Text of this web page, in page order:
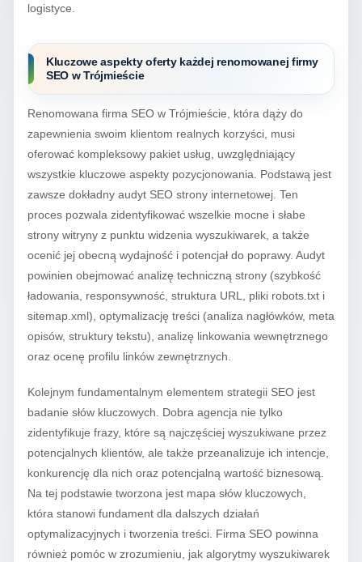
logistyce.
Kluczowe aspekty oferty każdej renomowanej firmy
SEO w Trójmieście
Renomowana firma SEO w Trójmieście, która dąży do
zapewnienia swoim klientom realnych korzyści, musi
oferować kompleksowy pakiet usług, uwzględniający
wszystkie kluczowe aspekty pozycjonowania. Podstawą jest
zawsze dokładny audyt SEO strony internetowej. Ten
proces pozwala zidentyfikować wszelkie mocne i słabe
strony witryny z punktu widzenia wyszukiwarek, a także
ocenić jej obecną wydajność i potencjał do poprawy. Audyt
powinien obejmować analizę techniczną strony (szybkość
ładowania, responsywność, struktura URL, pliki robots.txt i
sitemap.xml), optymalizację treści (analiza nagłówków, meta
opisów, struktury tekstu), analizę linkowania wewnętrznego
oraz ocenę profilu linków zewnętrznych.
Kolejnym fundamentalnym elementem strategii SEO jest
badanie słów kluczowych. Dobra agencja nie tylko
zidentyfikuje frazy, które są najczęściej wyszukiwane przez
potencjalnych klientów, ale także przeanalizuje ich intencje,
konkurencję dla nich oraz potencjalną wartość biznesową.
Na tej podstawie tworzona jest mapa słów kluczowych,
która stanowi fundament dla dalszych działań
optymalizacyjnych i tworzenia treści. Firma SEO powinna
również pomóc w zrozumieniu, jak algorytmy wyszukiwarek